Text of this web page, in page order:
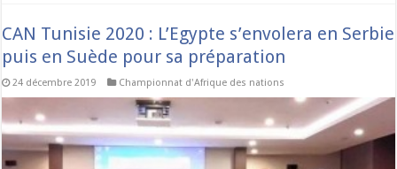
CAN Tunisie 2020 : L’Egypte s’envolera en Serbie
puis en Suède pour sa préparation
24 décembre 2019 Championnat d'Afrique des nations